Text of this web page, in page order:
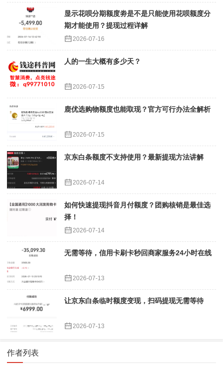
显示花呗分期额度劵是不是只能使用花呗额度分
期才能使用？提现过程详解
2026-07-16
人的一生大概有多少天？
2026-07-15
鹿优选购物额度也能取现？官方可行办法全解析
2026-07-15
京东白条额度不支持使用？最新提现方法讲解
2026-07-14
如何快速提现抖音月付额度？团购核销是最佳选
择！
2026-07-14
无需等待，信用卡刷卡秒回商家服务24小时在线
2026-07-13
让京东白条临时额度变现，扫码提现无需等待
2026-07-13
作者列表